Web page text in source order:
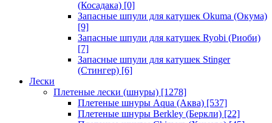
(Косадака) [0]
Запасные шпули для катушек Okuma (Окума)
[9]
Запасные шпули для катушек Ryobi (Риоби)
[7]
Запасные шпули для катушек Stinger
(Стингер) [6]
Лески
Плетеные лески (шнуры) [1278]
Плетеные шнуры Aqua (Аква) [537]
Плетеные шнуры Berkley (Беркли) [22]